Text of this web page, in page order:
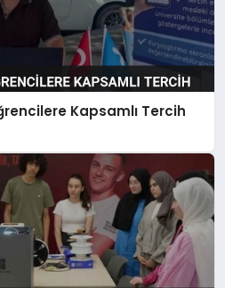
Kapsamlı Tercih